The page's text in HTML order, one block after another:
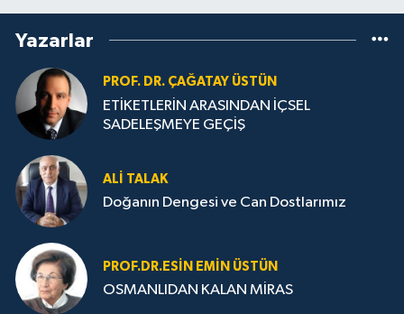
Yazarlar
PROF. DR. ÇAĞATAY ÜSTÜN
ETİKETLERİN ARASINDAN İÇSEL
SADELEŞMEYE GEÇİŞ
ALI TALAK
Doğanın Dengesi ve Can Dostlarımız
PROF.DR.ESIN EMIN ÜSTÜN
OSMANLIDAN KALAN MİRAS